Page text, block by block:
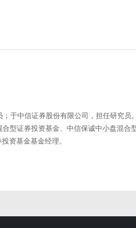
于中信证券股份有限公司，担任研究员
型证券投资基金、中信保诚中小盘混合
资基金基金经理。